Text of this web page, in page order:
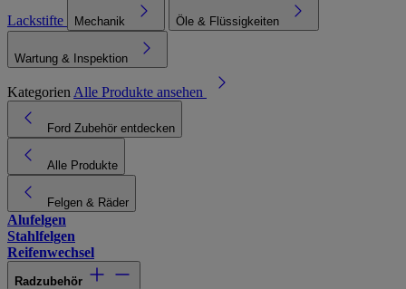
Lackstifte Mechanik Öle & Flüssigkeiten
Wartung & Inspektion
Kategorien Alle Produkte ansehen
Ford Zubehör entdecken
Alle Produkte
Felgen & Räder
Alufelgen
Stahlfelgen
Reifenwechsel
Radzubehör